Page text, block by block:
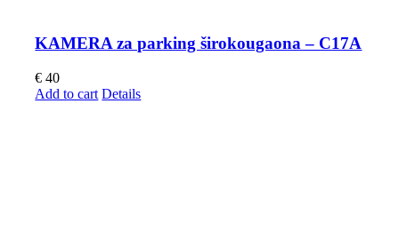
KAMERA za parking širokougaona – C17A
€ 40
Add to cart Details